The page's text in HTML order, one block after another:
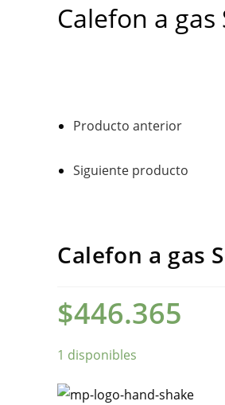
Señorial
Evolution
Calefon a
Producto anterior
Siguiente producto
Calefon a gas
$446.365
1 disponibles